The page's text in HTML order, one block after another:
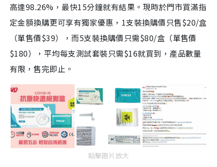
高達98.26%，最快15分鐘就有結果。現時於門市買滿指
定金額換購更可享有獨家優惠，1支裝換購價只售$20/盒
（單售價$39），而5支裝換購價只需$80/盒（單售價
$180），平均每支測試套裝只需$16就買到，產品數量
有限，售完即止。
點擊圖片放大